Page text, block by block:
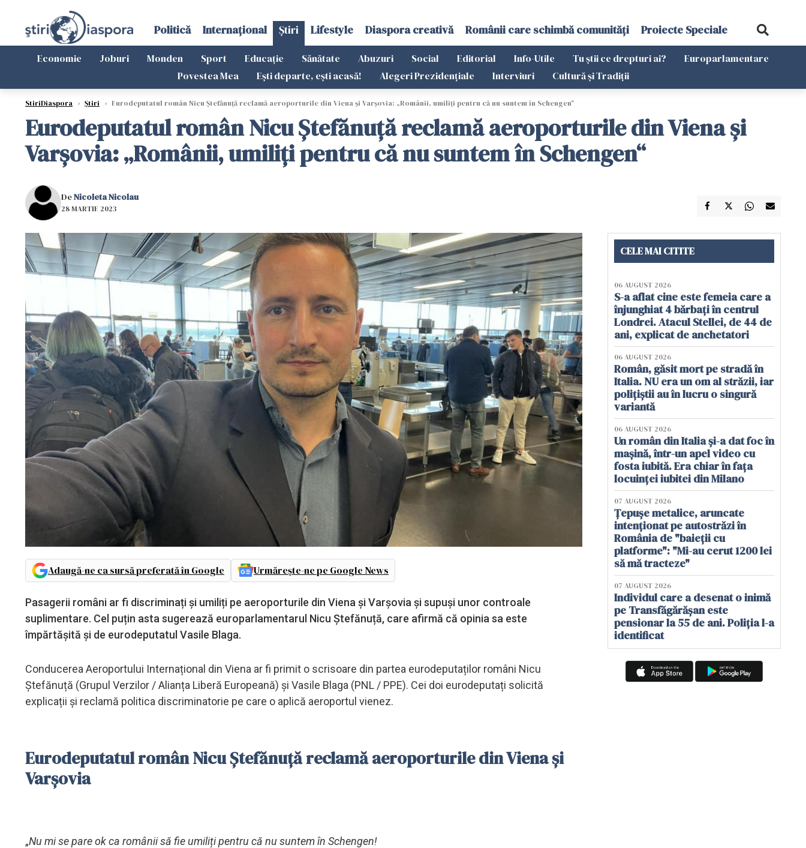
Politică Internațional Știri Lifestyle Diaspora creativă Românii care schimbă comunități Proiecte Speciale
Economie Joburi Monden Sport Educație Sănătate Abuzuri Social Editorial Info-Utile Tu știi ce drepturi ai?
Europarlamentare
Povestea Mea
Ești departe, ești acasă! Alegeri Prezidențiale Interviuri Cultură și Tradiții
StiriDiaspora › Știri › Eurodeputatul român Nicu Ștefănuță reclamă aeroporturile din Viena și Varșovia: „Românii, umiliți pentru că nu suntem în Schengen“
Eurodeputatul român Nicu Ștefănuță reclamă aeroporturile din Viena și
Varșovia: „Românii, umiliți pentru că nu suntem în Schengen“
DeNicoleta Nicolau
28 MARTIE 2023
Adaugă-ne ca sursă preferată în Google Urmărește-ne pe Google News
Pasagerii români ar fi discriminați și umiliți pe aeroporturile din Viena și Varșovia și supuși unor controale
suplimentare. Cel puțin asta sugerează europarlamentarul Nicu Ștefănuță, care afirmă că opinia sa este
împărtășită și de eurodeputatul Vasile Blaga.
Conducerea Aeroportului Internațional din Viena ar fi primit o scrisoare din partea eurodeputaților români Nicu
Ștefănuță (Grupul Verzilor / Alianța Liberă Europeană) și Vasile Blaga (PNL / PPE). Cei doi eurodeputați solicită
explicații și reclamă politica discriminatorie pe care o aplică aeroportul vienez.
Eurodeputatul român Nicu Ștefănuță reclamă aeroporturile din Viena și
Varșovia
„Nu mi se pare ok ca românii să fie umiliți pentru că nu suntem în Schengen!
CELE MAI CITITE
06 AUGUST 2026
S-a aflat cine este femeia care a
înjunghiat 4 bărbați în centrul
Londrei. Atacul Stellei, de 44 de
ani, explicat de anchetatori
06 AUGUST 2026
Român, găsit mort pe stradă în
Italia. NU era un om al străzii, iar
polițiștii au în lucru o singură
variantă
06 AUGUST 2026
Un român din Italia și-a dat foc în
mașină, într-un apel video cu
fosta iubită. Era chiar în fața
locuinței iubitei din Milano
07 AUGUST 2026
Țepușe metalice, aruncate
intenționat pe autostrăzi în
România de "baieții cu
platforme": "Mi-au cerut 1200 lei
să mă tracteze"
07 AUGUST 2026
Individul care a desenat o inimă
pe Transfăgărășan este
pensionar la 55 de ani. Poliția l-a
identificat